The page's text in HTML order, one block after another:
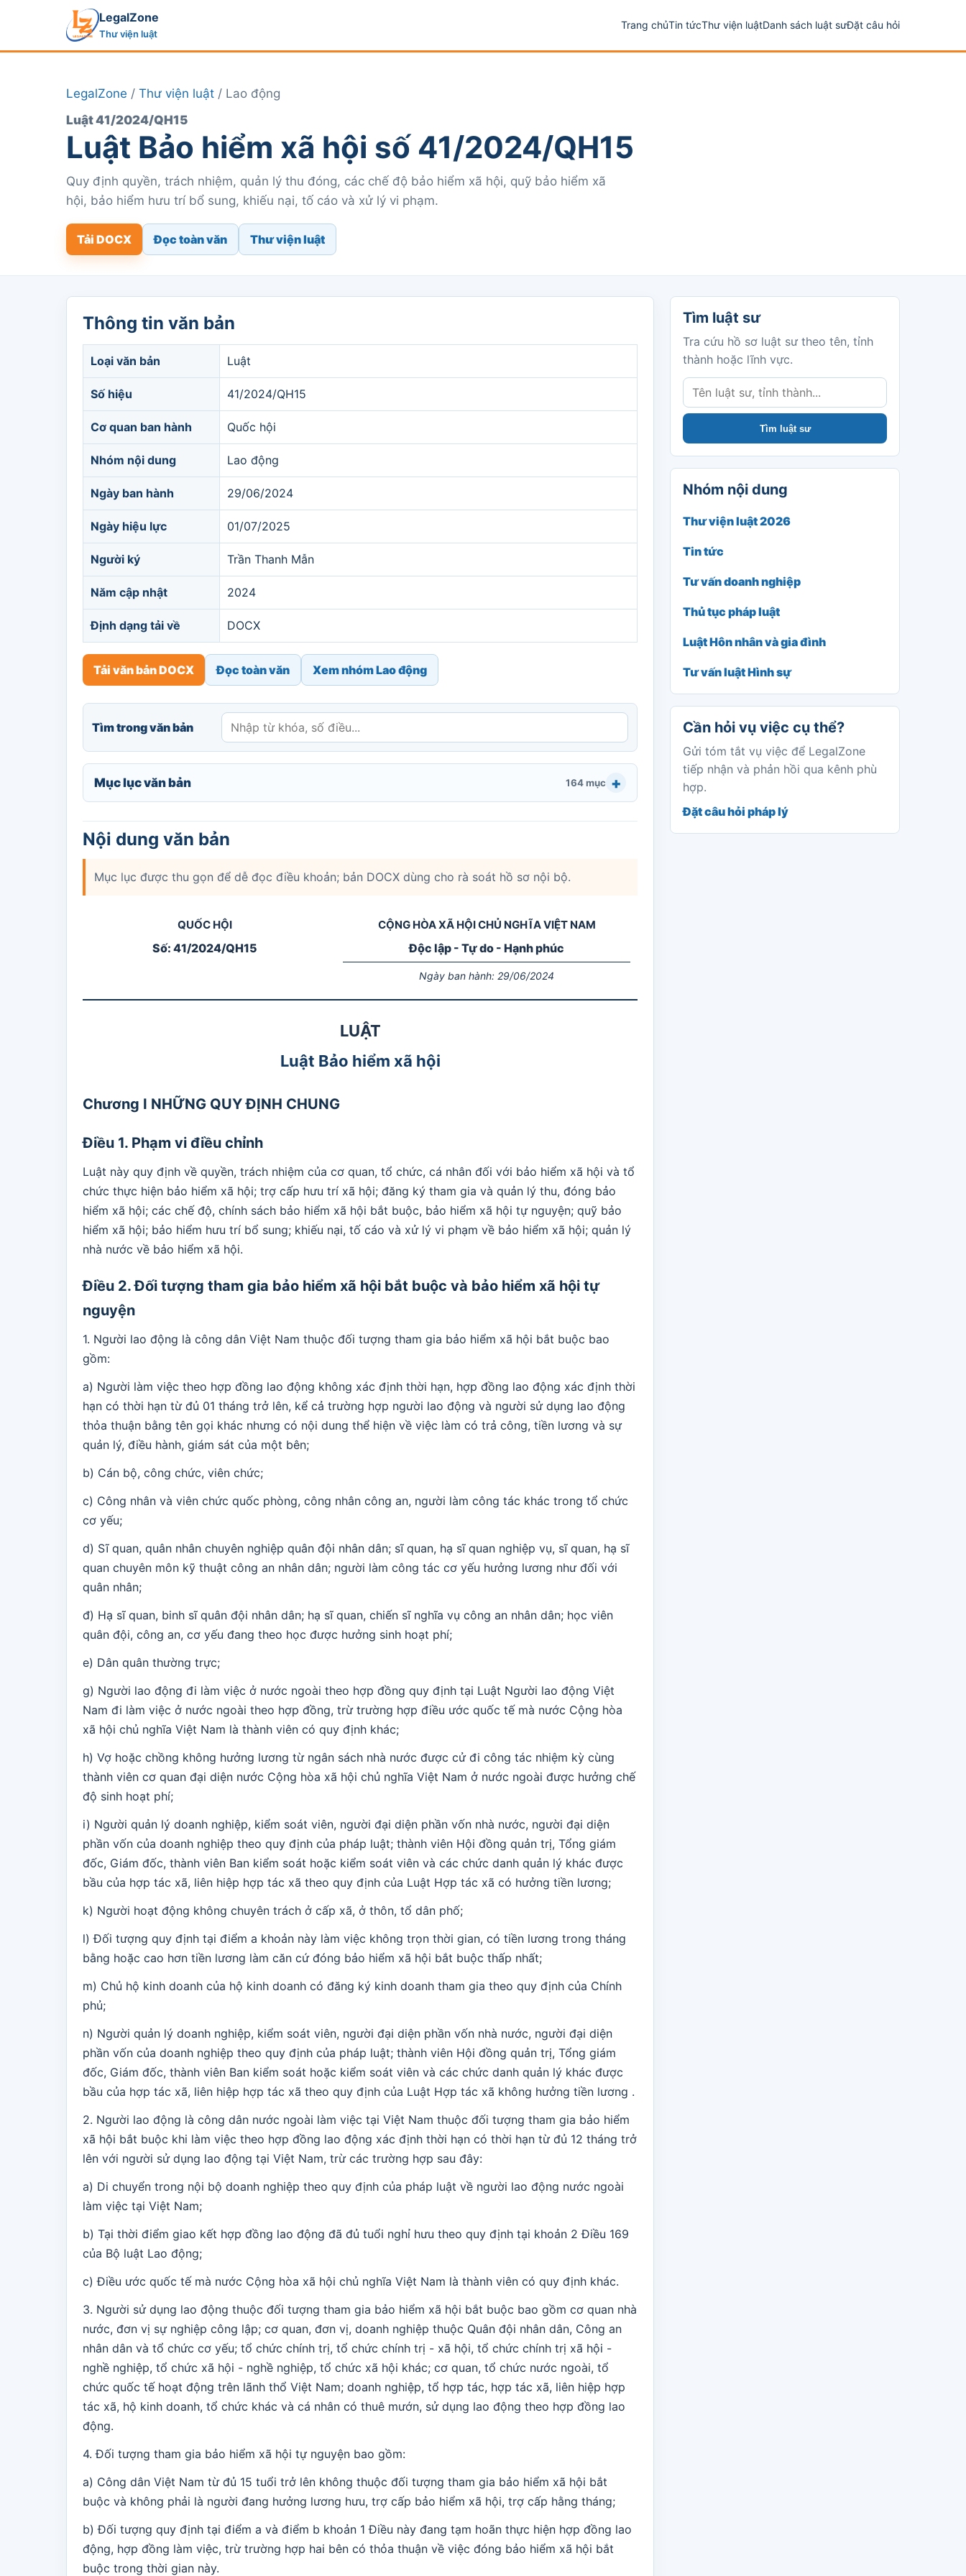
LegalZone
Thư viện luật
Trang chủTin tứcThư viện luậtDanh sách luật sưĐặt câu hỏi
LegalZone / Thư viện luật / Lao động
Luật 41/2024/QH15
Luật Bảo hiểm xã hội số 41/2024/QH15
Quy định quyền, trách nhiệm, quản lý thu đóng, các chế độ bảo hiểm xã hội, quỹ bảo hiểm xã
hội, bảo hiểm hưu trí bổ sung, khiếu nại, tố cáo và xử lý vi phạm.
Tải DOCX Đọc toàn văn Thư viện luật
Thông tin văn bản
Loại văn bản Luật
Số hiệu 41/2024/QH15
Cơ quan ban hành Quốc hội
Nhóm nội dung Lao động
Ngày ban hành 29/06/2024
Ngày hiệu lực 01/07/2025
Người ký Trần Thanh Mẫn
Năm cập nhật 2024
Định dạng tải về DOCX
Tải văn bản DOCX Đọc toàn văn Xem nhóm Lao động
Tìm trong văn bản
Mục lục văn bản 164 mục
Nội dung văn bản
Mục lục được thu gọn để dễ đọc điều khoản; bản DOCX dùng cho rà soát hồ sơ nội bộ.
QUỐC HỘI
Số: 41/2024/QH15
CỘNG HÒA XÃ HỘI CHỦ NGHĨA VIỆT NAM
Độc lập - Tự do - Hạnh phúc
Ngày ban hành: 29/06/2024
LUẬT
Luật Bảo hiểm xã hội
Chương I NHỮNG QUY ĐỊNH CHUNG
Điều 1. Phạm vi điều chỉnh
Luật này quy định về quyền, trách nhiệm của cơ quan, tổ chức, cá nhân đối với bảo hiểm xã hội và tổ
chức thực hiện bảo hiểm xã hội; trợ cấp hưu trí xã hội; đăng ký tham gia và quản lý thu, đóng bảo
hiểm xã hội; các chế độ, chính sách bảo hiểm xã hội bắt buộc, bảo hiểm xã hội tự nguyện; quỹ bảo
hiểm xã hội; bảo hiểm hưu trí bổ sung; khiếu nại, tố cáo và xử lý vi phạm về bảo hiểm xã hội; quản lý
nhà nước về bảo hiểm xã hội.
Điều 2. Đối tượng tham gia bảo hiểm xã hội bắt buộc và bảo hiểm xã hội tự
nguyện
1. Người lao động là công dân Việt Nam thuộc đối tượng tham gia bảo hiểm xã hội bắt buộc bao
gồm:
a) Người làm việc theo hợp đồng lao động không xác định thời hạn, hợp đồng lao động xác định thời
hạn có thời hạn từ đủ 01 tháng trở lên, kể cả trường hợp người lao động và người sử dụng lao động
thỏa thuận bằng tên gọi khác nhưng có nội dung thể hiện về việc làm có trả công, tiền lương và sự
quản lý, điều hành, giám sát của một bên;
b) Cán bộ, công chức, viên chức;
c) Công nhân và viên chức quốc phòng, công nhân công an, người làm công tác khác trong tổ chức
cơ yếu;
d) Sĩ quan, quân nhân chuyên nghiệp quân đội nhân dân; sĩ quan, hạ sĩ quan nghiệp vụ, sĩ quan, hạ sĩ
quan chuyên môn kỹ thuật công an nhân dân; người làm công tác cơ yếu hưởng lương như đối với
quân nhân;
đ) Hạ sĩ quan, binh sĩ quân đội nhân dân; hạ sĩ quan, chiến sĩ nghĩa vụ công an nhân dân; học viên
quân đội, công an, cơ yếu đang theo học được hưởng sinh hoạt phí;
e) Dân quân thường trực;
g) Người lao động đi làm việc ở nước ngoài theo hợp đồng quy định tại Luật Người lao động Việt
Nam đi làm việc ở nước ngoài theo hợp đồng, trừ trường hợp điều ước quốc tế mà nước Cộng hòa
xã hội chủ nghĩa Việt Nam là thành viên có quy định khác;
h) Vợ hoặc chồng không hưởng lương từ ngân sách nhà nước được cử đi công tác nhiệm kỳ cùng
thành viên cơ quan đại diện nước Cộng hòa xã hội chủ nghĩa Việt Nam ở nước ngoài được hưởng chế
độ sinh hoạt phí;
i) Người quản lý doanh nghiệp, kiểm soát viên, người đại diện phần vốn nhà nước, người đại diện
phần vốn của doanh nghiệp theo quy định của pháp luật; thành viên Hội đồng quản trị, Tổng giám
đốc, Giám đốc, thành viên Ban kiểm soát hoặc kiểm soát viên và các chức danh quản lý khác được
bầu của hợp tác xã, liên hiệp hợp tác xã theo quy định của Luật Hợp tác xã có hưởng tiền lương;
k) Người hoạt động không chuyên trách ở cấp xã, ở thôn, tổ dân phố;
l) Đối tượng quy định tại điểm a khoản này làm việc không trọn thời gian, có tiền lương trong tháng
bằng hoặc cao hơn tiền lương làm căn cứ đóng bảo hiểm xã hội bắt buộc thấp nhất;
m) Chủ hộ kinh doanh của hộ kinh doanh có đăng ký kinh doanh tham gia theo quy định của Chính
phủ;
n) Người quản lý doanh nghiệp, kiểm soát viên, người đại diện phần vốn nhà nước, người đại diện
phần vốn của doanh nghiệp theo quy định của pháp luật; thành viên Hội đồng quản trị, Tổng giám
đốc, Giám đốc, thành viên Ban kiểm soát hoặc kiểm soát viên và các chức danh quản lý khác được
bầu của hợp tác xã, liên hiệp hợp tác xã theo quy định của Luật Hợp tác xã không hưởng tiền lương .
2. Người lao động là công dân nước ngoài làm việc tại Việt Nam thuộc đối tượng tham gia bảo hiểm
xã hội bắt buộc khi làm việc theo hợp đồng lao động xác định thời hạn có thời hạn từ đủ 12 tháng trở
lên với người sử dụng lao động tại Việt Nam, trừ các trường hợp sau đây:
a) Di chuyển trong nội bộ doanh nghiệp theo quy định của pháp luật về người lao động nước ngoài
làm việc tại Việt Nam;
b) Tại thời điểm giao kết hợp đồng lao động đã đủ tuổi nghỉ hưu theo quy định tại khoản 2 Điều 169
của Bộ luật Lao động;
c) Điều ước quốc tế mà nước Cộng hòa xã hội chủ nghĩa Việt Nam là thành viên có quy định khác.
3. Người sử dụng lao động thuộc đối tượng tham gia bảo hiểm xã hội bắt buộc bao gồm cơ quan nhà
nước, đơn vị sự nghiệp công lập; cơ quan, đơn vị, doanh nghiệp thuộc Quân đội nhân dân, Công an
nhân dân và tổ chức cơ yếu; tổ chức chính trị, tổ chức chính trị - xã hội, tổ chức chính trị xã hội -
nghề nghiệp, tổ chức xã hội - nghề nghiệp, tổ chức xã hội khác; cơ quan, tổ chức nước ngoài, tổ
chức quốc tế hoạt động trên lãnh thổ Việt Nam; doanh nghiệp, tổ hợp tác, hợp tác xã, liên hiệp hợp
tác xã, hộ kinh doanh, tổ chức khác và cá nhân có thuê mướn, sử dụng lao động theo hợp đồng lao
động.
4. Đối tượng tham gia bảo hiểm xã hội tự nguyện bao gồm:
a) Công dân Việt Nam từ đủ 15 tuổi trở lên không thuộc đối tượng tham gia bảo hiểm xã hội bắt
buộc và không phải là người đang hưởng lương hưu, trợ cấp bảo hiểm xã hội, trợ cấp hằng tháng;
b) Đối tượng quy định tại điểm a và điểm b khoản 1 Điều này đang tạm hoãn thực hiện hợp đồng lao
động, hợp đồng làm việc, trừ trường hợp hai bên có thỏa thuận về việc đóng bảo hiểm xã hội bắt
buộc trong thời gian này.
Tìm luật sư
Tra cứu hồ sơ luật sư theo tên, tỉnh
thành hoặc lĩnh vực.
Tìm luật sư
Tìm luật sư
Nhóm nội dung
Thư viện luật 2026
Tin tức
Tư vấn doanh nghiệp
Thủ tục pháp luật
Luật Hôn nhân và gia đình
Tư vấn luật Hình sự
Cần hỏi vụ việc cụ thể?
Gửi tóm tắt vụ việc để LegalZone
tiếp nhận và phản hồi qua kênh phù
hợp.
Đặt câu hỏi pháp lý